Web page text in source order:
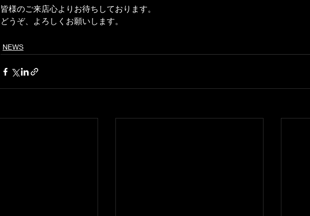
皆様のご来店心よりお待ちしております。
どうぞ、よろしくお願いします。
NEWS